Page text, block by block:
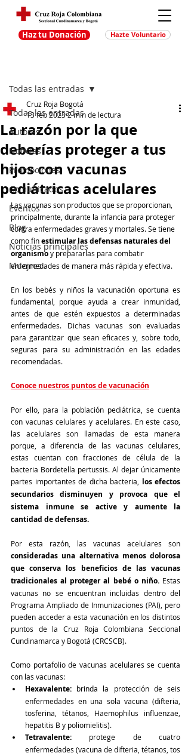
Haz tu Donación Hazte Voluntario
Todas las entradas
Autores
Noticias
Promociones
Comunicados
Eventos
Blog
Noticias principales
Muejres
Todas las entradas
La razón por la que
deberías proteger a tus
hijos con vacunas
pediátricas acelulares
Cruz Roja Bogotá
13 feb 20232 min de lectura
Las vacunas son productos que se proporcionan,
principalmente, durante la infancia para proteger
contra enfermedades graves y mortales. Se tiene
como fin estimular las defensas naturales del
organismo y prepararlas para combatir
enfermedades de manera más rápida y efectiva.
En los bebés y niños la vacunación oportuna es
fundamental, porque ayuda a crear inmunidad,
antes de que estén expuestos a determinadas
enfermedades. Dichas vacunas son evaluadas
para garantizar que sean eficaces y, sobre todo,
seguras para su administración en las edades
recomendadas.
Conoce nuestros puntos de vacunación
Por ello, para la población pediátrica, se cuenta
con vacunas celulares y acelulares. En este caso,
las acelulares son llamadas de esta manera
porque, a diferencia de las vacunas celulares,
estas cuentan con fracciones de célula de la
bacteria Bordetella pertussis. Al dejar únicamente
partes importantes de dicha bacteria, los efectos
secundarios disminuyen y provoca que el
sistema inmune se active y aumente la
cantidad de defensas.
consideradas una alternativa menos dolorosa
que conserva los beneficios de las vacunas
tradicionales al proteger al bebé o niño. Estas
vacunas no se encuentran incluidas dentro del
Programa Ampliado de Inmunizaciones (PAI), pero
pueden acceder a esta vacunación en los distintos
puntos de la Cruz Roja Colombiana Seccional
Cundinamarca y Bogotá (CRCSCB).
Como portafolio de vacunas acelulares se cuenta
con las vacunas:
Hexavalente: brinda la protección de seis
enfermedades en una sola vacuna (difteria,
tosferina, tétanos, Haemophilus influenzae,
hepatitis B y poliomielitis).
Tetravalente: protege de cuatro
enfermedades (vacuna de difteria, tétanos, tos